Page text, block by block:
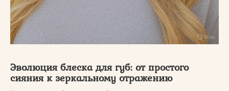
Эволюция блеска для губ: от простого
сияния к зеркальному отражению